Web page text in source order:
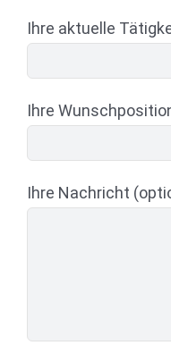
Ihre aktuelle
Ihre
Ihre Nachricht